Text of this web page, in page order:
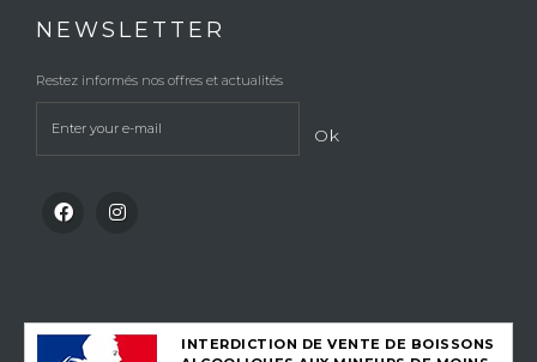
NEWSLETTER
Restez informés nos offres et actualités
Ok
INTERDICTION DE VENTE DE BOISSONS